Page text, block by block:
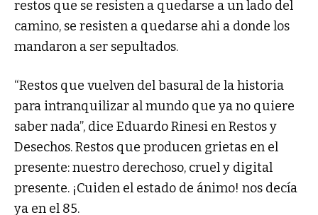
restos que se resisten a quedarse a un lado del
camino, se resisten a quedarse ahi a donde los
mandaron a ser sepultados.
“Restos que vuelven del basural de la historia
para intranquilizar al mundo que ya no quiere
saber nada”, dice Eduardo Rinesi en Restos y
Desechos. Restos que producen grietas en el
presente: nuestro derechoso, cruel y digital
presente. ¡Cuiden el estado de ánimo! nos decía
ya en el 85.